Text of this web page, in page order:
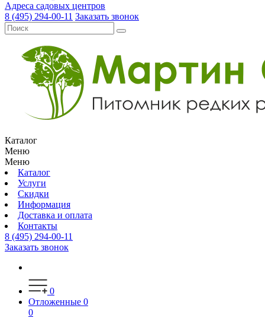
Адреса садовых центров
8 (495) 294-00-11 Заказать звонок
Каталог
Меню
Меню
Каталог
Услуги
Скидки
Информация
Доставка и оплата
Контакты
8 (495) 294-00-11
Заказать звонок
0
Отложенные 0
0